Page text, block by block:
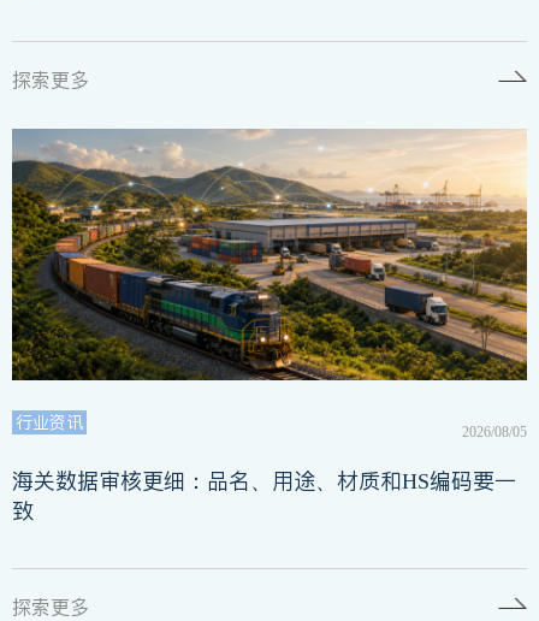
探索更多
2026/08/05
行业资讯
海关数据审核更细：品名、用途、材质和HS编码要一
致
探索更多